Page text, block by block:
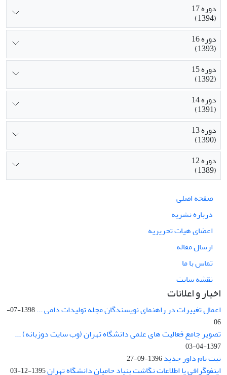
دوره 17
(1394)
دوره 16
(1393)
دوره 15
(1392)
دوره 14
(1391)
دوره 13
(1390)
دوره 12
(1389)
صفحه اصلی
درباره نشریه
اعضای هیات تحریریه
ارسال مقاله
تماس با ما
نقشه سایت
اخبار و اعلانات
اعمال تغییرات در راهنمای نویسندگان مجله تولیدات دامی ...
1398-07-
06
تصویر جامع فعالیت های علمی دانشگاه تهران (وب سایت دوزبانه) ...
1397-04-03
ثبت نام داور جدید1396-09-27
اینفوگرافی یا اطلاعات نگاشت بنیاد حامیان دانشگاه تهران1395-12-03